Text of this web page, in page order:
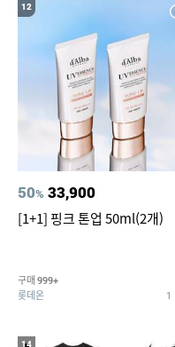
12
50% 33,900
[1+1] 핑크 톤업 50ml(2개)
구매 999+
롯데온 1
14